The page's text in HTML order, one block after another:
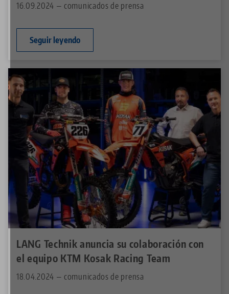
16.09.2024 — comunicados de prensa
Seguir leyendo
LANG Technik anuncia su colaboración con
el equipo KTM Kosak Racing Team
18.04.2024 — comunicados de prensa